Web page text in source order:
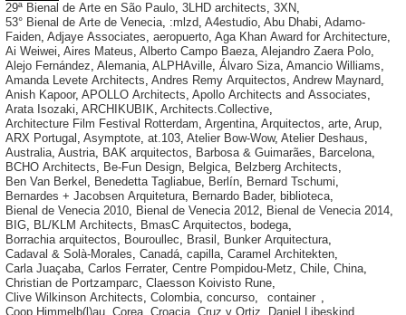
29ª Bienal de Arte en São Paulo, 3LHD architects, 3XN,
53° Bienal de Arte de Venecia, :mlzd, A4estudio, Abu Dhabi, Adamo-
Faiden, Adjaye Associates, aeropuerto, Aga Khan Award for Architecture,
Ai Weiwei, Aires Mateus, Alberto Campo Baeza, Alejandro Zaera Polo,
Alejo Fernández, Alemania, ALPHAville, Álvaro Siza, Amancio Williams,
Amanda Levete Architects, Andres Remy Arquitectos, Andrew Maynard,
Anish Kapoor, APOLLO Architects, Apollo Architects and Associates,
Arata Isozaki, ARCHIKUBIK, Architects.Collective,
Architecture Film Festival Rotterdam, Argentina, Arquitectos, arte, Arup,
ARX Portugal , Asymptote, at.103, Atelier Bow-Wow, Atelier Deshaus,
Australia, Austria, BAK arquitectos, Barbosa & Guimarães, Barcelona,
BCHO Architects, Be-Fun Design, Belgica, Belzberg Architects,
Ben Van Berkel , Benedetta Tagliabue, Berlín, Bernard Tschumi,
Bernardes + Jacobsen Arquitetura, Bernardo Bader, biblioteca,
Bienal de Venecia 2010, Bienal de Venecia 2012, Bienal de Venecia 2014,
BIG, BL/KLM Architects, BmasC Arquitectos, bodega,
Borrachia arquitectos, Bouroullec, Brasil , Bunker Arquitectura,
Cadaval & Solà-Morales, Canadá, capilla, Caramel Architekten,
Carla Juaçaba, Carlos Ferrater, Centre Pompidou-Metz, Chile, China,
Christian de Portzamparc, Claesson Koivisto Rune,
Clive Wilkinson Architects, Colombia, concurso, container ,
Coop Himmelb(l)au, Corea, Croacia, Cruz y Ortiz, Daniel Libeskind,